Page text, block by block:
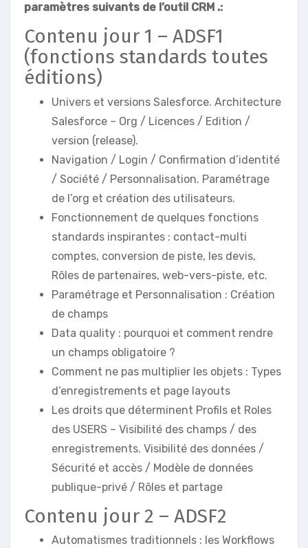
paramètres suivants de l’outil CRM .:
Contenu jour 1 – ADSF1
(fonctions standards toutes
éditions)
Univers et versions Salesforce. Architecture
Salesforce – Org / Licences / Edition /
version (release).
Navigation / Login / Confirmation d’identité
/ Société / Personnalisation. Paramétrage
de l’org et création des utilisateurs.
Fonctionnement de quelques fonctions
standards inspirantes : contact-multi
comptes, conversion de piste, les devis,
Rôles de partenaires, web-vers-piste, etc.
Paramétrage et Personnalisation : Création
de champs
Data quality : pourquoi et comment rendre
un champs obligatoire ?
Comment ne pas multiplier les objets : Types
d’enregistrements et page layouts
Les droits que déterminent Profils et Roles
des USERS – Visibilité des champs / des
enregistrements. Visibilité des données /
Sécurité et accès / Modèle de données
publique-privé / Rôles et partage
Contenu jour 2 – ADSF2
Automatismes traditionnels : les Workflows